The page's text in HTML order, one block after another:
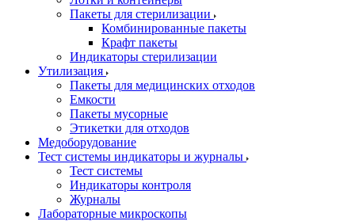
Пакеты для стерилизации
Комбинированные пакеты
Крафт пакеты
Индикаторы стерилизации
Утилизация
Пакеты для медицинских отходов
Емкости
Пакеты мусорные
Этикетки для отходов
Медоборудование
Тест системы индикаторы и журналы
Тест системы
Индикаторы контроля
Журналы
Лабораторные микроскопы